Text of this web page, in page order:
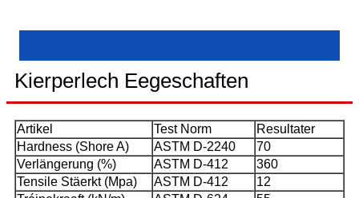
Kierperlech Eegeschaften
Artikel Test Norm
Resultater
Hardness (Shore A)
ASTM D-2240
70
Verlängerung (%)
ASTM D-412
360
Tensile Stäerkt (Mpa)
ASTM D-412
12